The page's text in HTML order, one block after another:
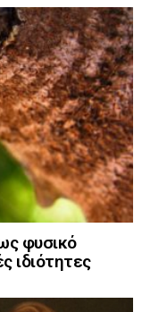
φυσικό
ιδιότητες